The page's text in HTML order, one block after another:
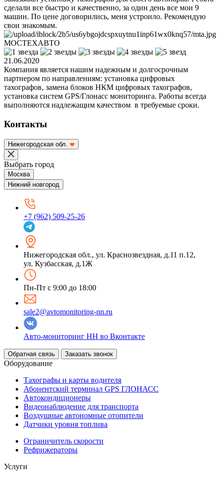
сделали все быстро и качественно, за один день все мои 9
машин. По цене договорились, меня устроило. Рекомендую
свои знакомым.
МОСТЕХАВТО
21.06.2020
Компания является нашим надежным и долгосрочным
партнером по направлениям: установка цифровых
тахографов, замена блоков НКМ цифровых тахографов,
установка систем GPS/Глонасс мониторинга. Работы всегда
выполняются надлежащим качеством в требуемые сроки.
Контакты
Нижегородская обл.
Выбрать город
Москва
Нижний новгород
+7 (962) 509-25-26
Нижегородская обл., ул. Краснозвездная, д.11 п.12,
ул. Кузбасская, д.1Ж
Пн-Пт с 9:00 до 18:00
sale2@avtomonitoring-nn.ru
Авто-мониторинг НН во Вконтакте
Обратная связь Заказать звонок
Оборудование
Тахографы и карты водителя
Абонентский терминал GPS ГЛОНАСС
Автокондиционеры
Видеонаблюдение для транспорта
Воздушные автономные отопители
Датчики уровня топлива
Ограничитель скорости
Рефрижераторы
Услуги